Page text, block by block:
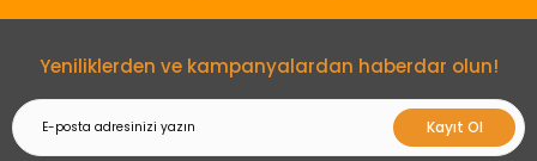
Yeniliklerden ve kampanyalardan haberdar olun!
Kayıt Ol